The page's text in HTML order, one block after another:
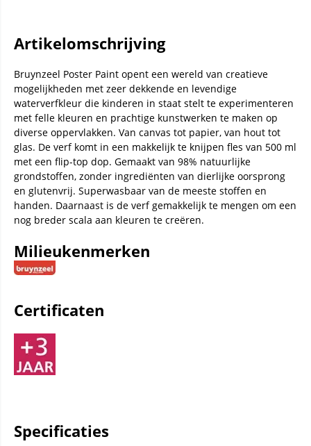
Artikelomschrijving
Bruynzeel Poster Paint opent een wereld van creatieve
mogelijkheden met zeer dekkende en levendige
waterverfkleur die kinderen in staat stelt te experimenteren
met felle kleuren en prachtige kunstwerken te maken op
diverse oppervlakken. Van canvas tot papier, van hout tot
glas. De verf komt in een makkelijk te knijpen fles van 500 ml
met een flip-top dop. Gemaakt van 98% natuurlijke
grondstoffen, zonder ingrediënten van dierlijke oorsprong
en glutenvrij. Superwasbaar van de meeste stoffen en
handen. Daarnaast is de verf gemakkelijk te mengen om een
nog breder scala aan kleuren te creëren.
Milieukenmerken
Certificaten
Specificaties